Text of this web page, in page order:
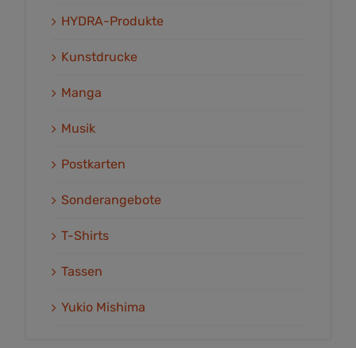
HYDRA-Produkte
Kunstdrucke
Manga
Musik
Postkarten
Sonderangebote
T-Shirts
Tassen
Yukio Mishima